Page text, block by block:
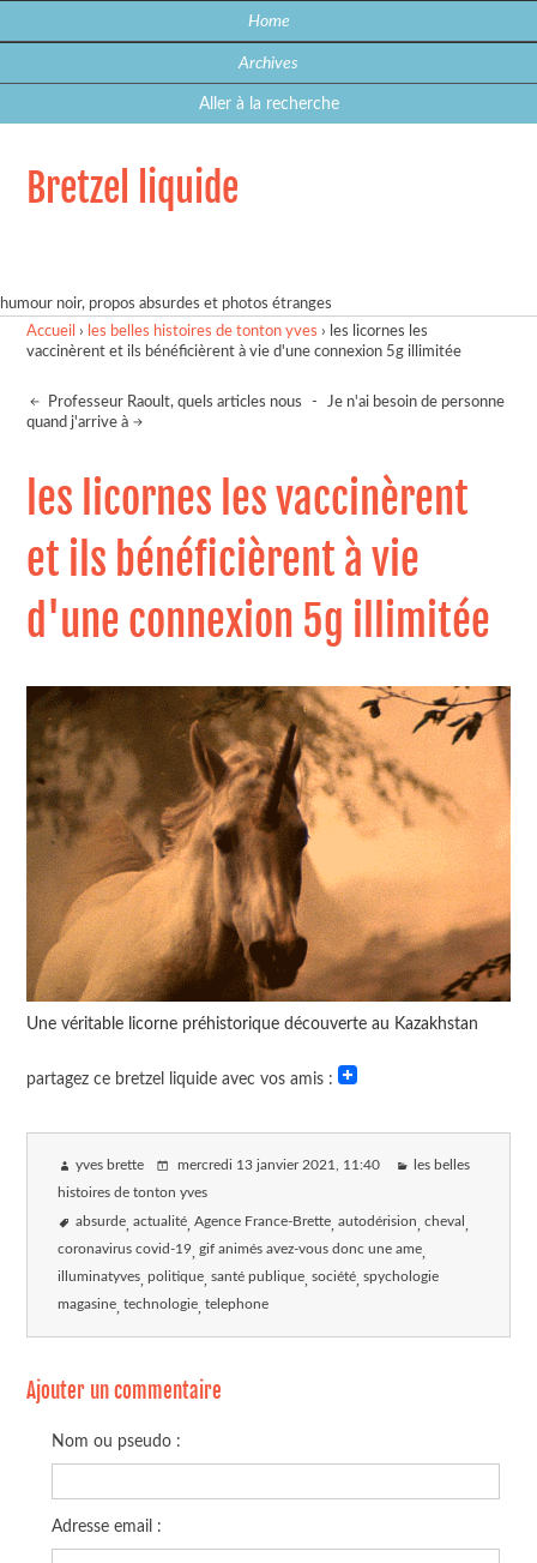
Home
Archives
Aller à la recherche
Bretzel liquide
humour noir, propos absurdes et photos étranges
Accueil › les belles histoires de tonton yves › les licornes les
vaccinèrent et ils bénéficièrent à vie d'une connexion 5g illimitée
Professeur Raoult, quels articles nous -
Je n'ai besoin de personne
quand j'arrive à
les licornes les vaccinèrent
et ils bénéficièrent à vie
d'une connexion 5g illimitée
Une véritable licorne préhistorique découverte au Kazakhstan
partagez ce bretzel liquide avec vos amis :
yves brette mercredi 13 janvier 2021 , 11:40 les belles
histoires de tonton yves
absurde actualité Agence France-Brette autodérision cheval
coronavirus covid-19 gif animés avez-vous donc une ame
illuminatyves politique santé publique société spychologie
magasine technologie telephone
Ajouter un commentaire
Nom ou pseudo :
Adresse email :